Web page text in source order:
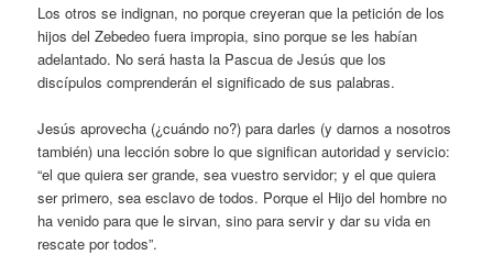
Los otros se indignan, no porque creyeran que la petición de los
hijos del Zebedeo fuera impropia, sino porque se les habían
adelantado. No será hasta la Pascua de Jesús que los
discípulos comprenderán el significado de sus palabras.
Jesús aprovecha (¿cuándo no?) para darles (y darnos a nosotros
también) una lección sobre lo que significan autoridad y servicio:
“el que quiera ser grande, sea vuestro servidor; y el que quiera
ser primero, sea esclavo de todos. Porque el Hijo del hombre no
ha venido para que le sirvan, sino para servir y dar su vida en
rescate por todos”.